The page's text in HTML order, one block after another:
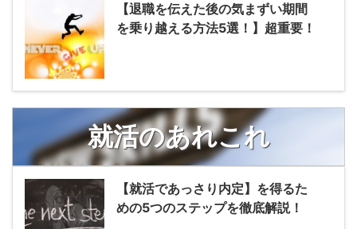
【退職を伝えた後の気まずい期間
を乗り越える方法5選！】超重要！
就活のあれこれ
【就活であっさり内定】を得るた
めの5つのステップを徹底解説！